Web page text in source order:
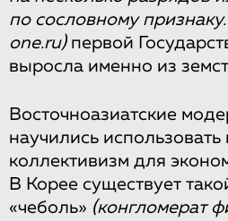
по сословному
one.ru)первой
выросла именно из
Восточноазиатские
научились
коллективизм для
В Корее существует
«чеболь» (конгломерат